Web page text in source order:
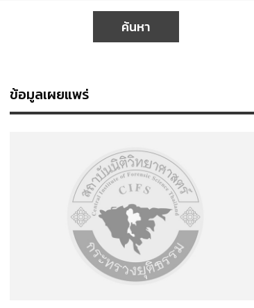
ค้นหา
ข้อมูลเผยแพร่